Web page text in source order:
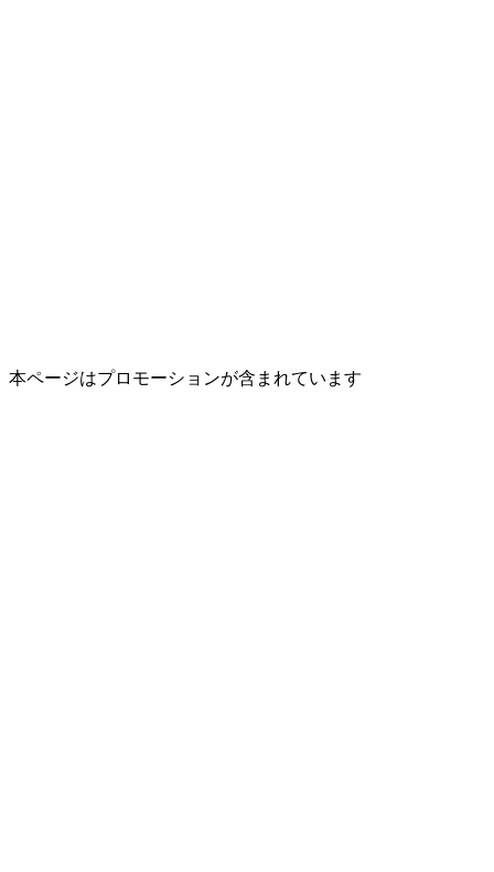
本ページはプロモーションが含まれています